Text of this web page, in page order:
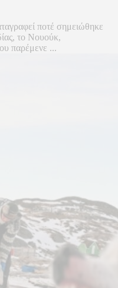
ποτέ σημειώθηκε
το Νουούκ,
παρέμενε ...